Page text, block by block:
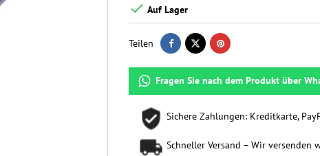
 Auf Lager
Teilen
Fragen Sie nach dem Produkt über
Sichere Zahlungen: Kreditkarte,
Schneller Versand – Wir versenden